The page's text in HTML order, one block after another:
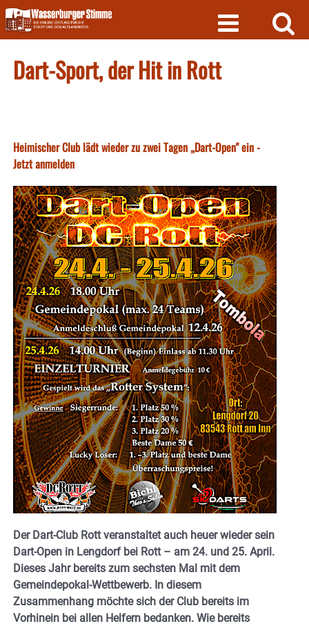
Skip
to
content
Dart-Sport, der Hit in Rott
Heimischer Club lädt wieder zu zwei Tagen „Dart-Open" ein -
Jetzt anmelden
Der Dart-Club Rott veranstaltet auch heuer wieder sein
Dart-Open in Lengdorf bei Rott – am 24. und 25. April.
Dieses Jahr bereits zum sechsten Mal mit dem
Gemeindepokal-Wettbewerb. In diesem
Zusammenhang möchte sich der Club bereits im
Vorhinein bei allen Helfern bedanken. Wie bereits